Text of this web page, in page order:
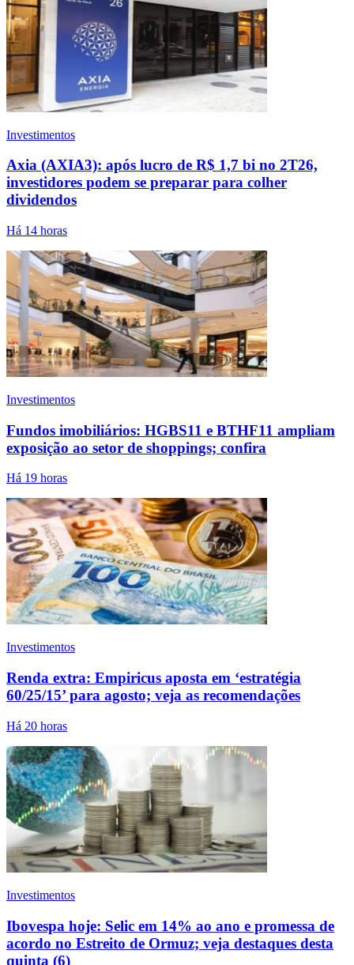
Investimentos
Axia (AXIA3): após lucro de R$ 1,7 bi no 2T26,
investidores podem se preparar para colher
dividendos
Há 14 horas
Investimentos
Fundos imobiliários: HGBS11 e BTHF11 ampliam
exposição ao setor de shoppings; confira
Há 19 horas
Investimentos
Renda extra: Empiricus aposta em ‘estratégia
60/25/15’ para agosto; veja as recomendações
Há 20 horas
Investimentos
Ibovespa hoje: Selic em 14% ao ano e promessa de
acordo no Estreito de Ormuz; veja destaques desta
quinta (6)